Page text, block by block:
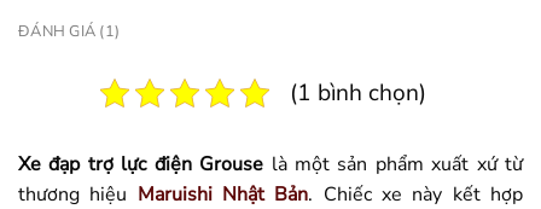
ĐÁNH GIÁ (1)
(1 bình chọn)
Xe đạp trợ lực điện Grouse là một sản phẩm xuất xứ từ
thương hiệu Maruishi Nhật Bản. Chiếc xe này kết hợp